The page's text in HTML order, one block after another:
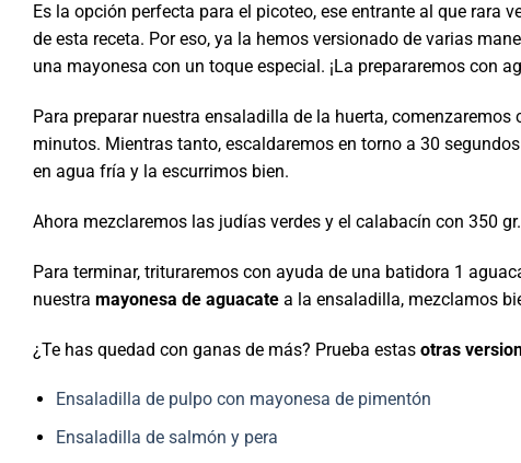
Es la opción perfecta para el picoteo, ese entrante al que
de esta receta. Por eso, ya la hemos versionado de varias
una mayonesa con un toque especial. ¡La prepararemos con
Para preparar nuestra ensaladilla de la huerta,
minutos. Mientras tanto, escaldaremos en torno a 30
en agua fría y la escurrimos bien.
Ahora mezclaremos las judías verdes y el calabacín con 350
Para terminar, trituraremos con ayuda de una batidora 1
nuestra mayonesa de aguacate a la ensaladilla, mezclamos
¿Te has quedad con ganas de más? Prueba estas otras
Ensaladilla de pulpo con mayonesa de pimentón
Ensaladilla de salmón y pera